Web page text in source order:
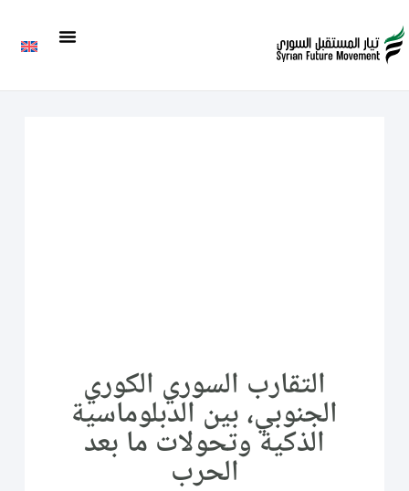
التقارب السوري الكوري
الجنوبي، بين الدبلوماسية
الذكية وتحولات ما بعد
الحرب